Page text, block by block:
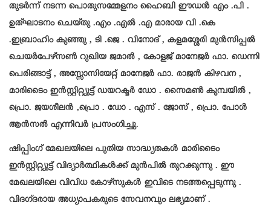
തുടർന്ന് നടന്ന പൊതുസമ്മേളനം ഹൈബി ഈഡൻ എം .പി .
ഉത്ഘാടനം ചെയ്‌തു .എം .എൽ .എ മാരായ വി .കെ
.ഇബ്രാഹിം കുഞ്ഞു , ടി .ജെ . വിനോദ് , കളമശ്ശേരി മുൻസിപ്പൽ
ചെയർപേഴ്സൺ റുഖിയ ജമാൽ , കോളജ് മാനേജർ ഫാ. ഡെന്നി
പെരിങ്ങാട്ട് , അസ്സോസിയേറ്റ് മാനേജർ ഫാ. രാജൻ കിഴവന ,
മാരിടൈം ഇൻസ്റ്റിറ്റ്യൂട്ട് ഡയറക്ടർ ഡോ . സൈമൺ കൂമ്പയിൽ ,
പ്രൊ. ജയശീലൻ ,പ്രൊ . ഡോ . എസ് . ജോസ് , പ്രൊ. പോൾ
ആൻസൽ എന്നിവർ പ്രസംഗിച്ചു.
ഷിപ്പിംഗ് മേഖലയിലെ പുതിയ സാദ്ധ്യതകൾ മാരിടൈം
ഇൻസ്റ്റിറ്റ്യൂട്ട് വിദ്യാർത്ഥികൾക്ക് മുൻപിൽ തുറക്കുന്നു . ഈ
മേഖലയിലെ വിവിധ കോഴ്സുകൾ ഇവിടെ നടത്തപ്പെടുന്നു .
വിദഗ്ദരായ അധ്യാപകരുടെ സേവനവും ലഭ്യമാണ് .